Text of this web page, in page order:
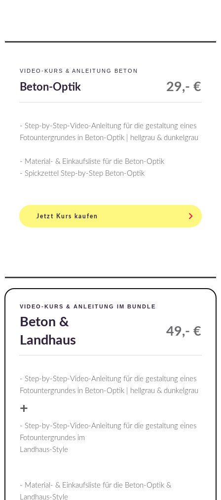
VIDEO-KURS & ANLEITUNG BETON
Beton-Optik 29,- €
- Step-by-Step-Video-Anleitung für die gestaltung eines
Fotountergrundes in Beton-Optik | hellgrau & dunkelgrau
- Material- & Einkaufsliste für die Beton-Optik
- Spickzettel Step-by-Step Beton-Optik
Jetzt Kurs kaufen
VIDEO-KURS & ANLEITUNG IM BUNDLE
Beton &
Landhaus
49,- €
- Step-by-Step-Video-Anleitung für die gestaltung eines
Fotountergrundes in Beton-Optik | hellgrau & dunkelgrau
+
- Step-by-Step-Video-Anleitung für die gestaltung eines
Fotountergrundes im
Landhaus-Style
- Material- & Einkaufsliste für die Beton-Optik &
Landhaus-Style